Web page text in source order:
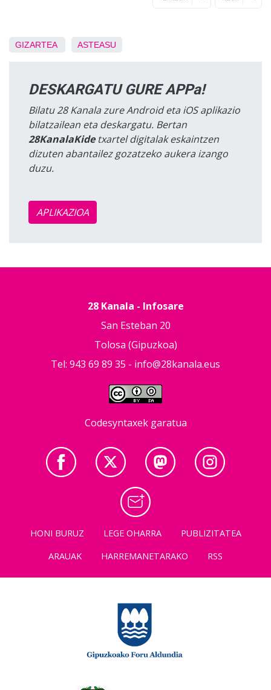
GIZARTEA ASTEASU
DESKARGATU GURE APPa!
Bilatu 28 Kanala zure Android eta iOS aplikazio
bilatzailean eta deskargatu. Bertan
28KanalaKidetxartel digitalak eskaintzen
dizuten abantailez gozatzeko aukera izango
duzu.
APLIKAZIOA
28 Kanala - Infosare
San Esteban 20
Tolosa (Gipuzkoa)
Tel: 943 69 89 35 - info@28kanala.eus
Codesyntaxek garatua
HONI BURUZ LEGE OHARRA
PUBLIZITATEA
ARAUAK
HARREMANETARAKO RSS